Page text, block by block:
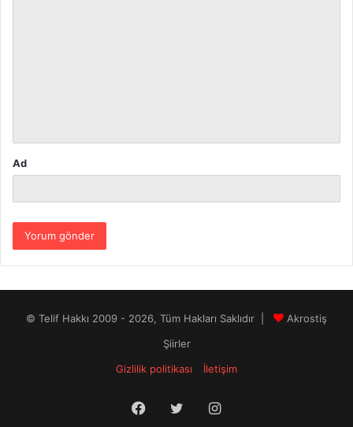
Ad
© Telif Hakkı 2009 - 2026, Tüm Hakları Saklıdır |
Akrostiş
Şiirler
Gizlilik politikası
İletişim
Facebook
TwitterInstagram